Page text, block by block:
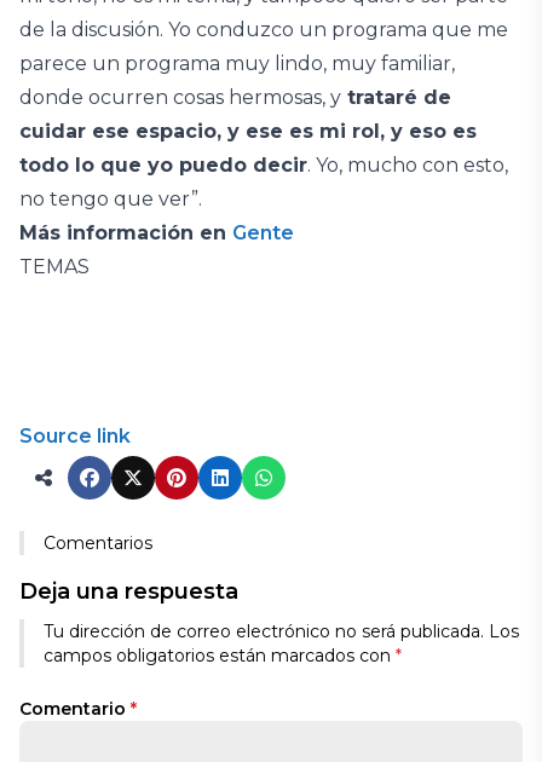
de la discusión. Yo conduzco un programa que me
parece un programa muy lindo, muy familiar,
donde ocurren cosas hermosas, y trataré de
cuidar ese espacio, y ese es mi rol, y eso es
todo lo que yo puedo decir. Yo, mucho con esto,
no tengo que ver”.
Más información en Gente
TEMAS
Source link
Comentarios
Deja una respuesta
Tu dirección de correo electrónico no será publicada. Los
campos obligatorios están marcados con *
Comentario *